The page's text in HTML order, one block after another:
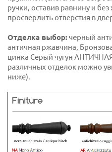
ручки, оставив равнину и
просверлить отверстия в
Отделка выбор:черный
античная ржавчина,
цинка Серый чугун
различных отделок можно
ниже).